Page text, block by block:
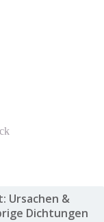
Ursachen &
Dichtungen